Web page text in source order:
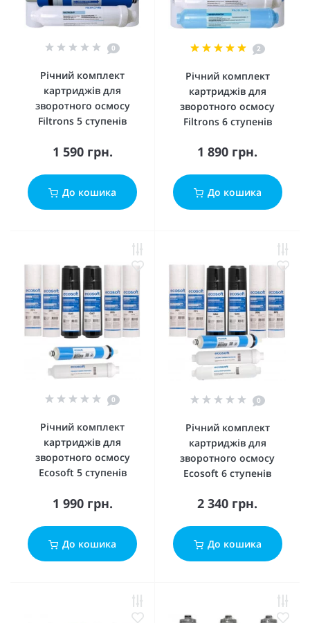
0
Річний комплект
картриджів для
зворотного осмосу
Filtrons 5 ступенів
1 590 грн.
До кошика
2
Річний комплект
картриджів для
зворотного осмосу
Filtrons 6 ступенів
1 890 грн.
До кошика
0
Річний комплект
картриджів для
зворотного осмосу
Ecosoft 5 ступенів
1 990 грн.
До кошика
0
Річний комплект
картриджів для
зворотного осмосу
Ecosoft 6 ступенів
2 340 грн.
До кошика